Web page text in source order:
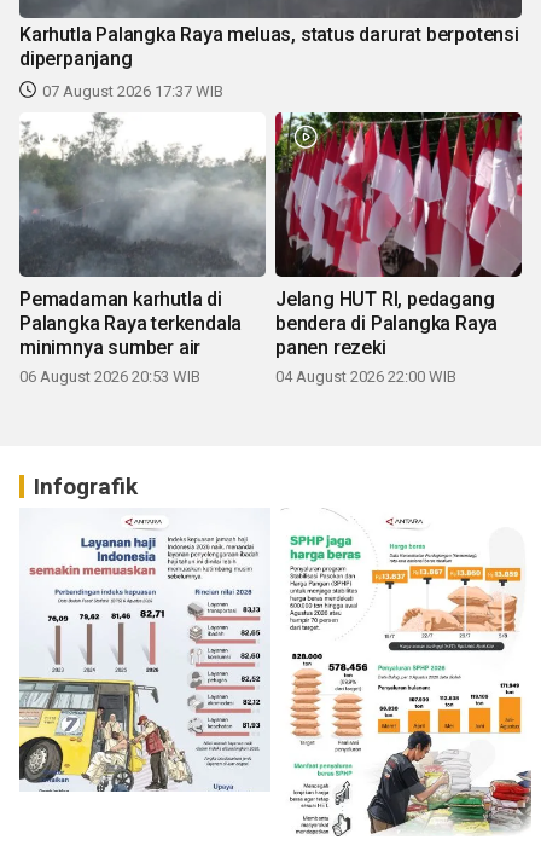
Karhutla Palangka Raya meluas, status darurat berpotensi
diperpanjang
07 August 2026 17:37 WIB
Pemadaman karhutla di
Palangka Raya terkendala
minimnya sumber air
06 August 2026 20:53 WIB
Jelang HUT RI, pedagang
bendera di Palangka Raya
panen rezeki
04 August 2026 22:00 WIB
Infografik